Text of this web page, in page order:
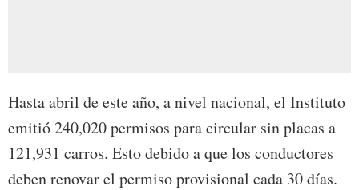
Hasta abril de este año, a nivel nacional, el Instituto
emitió 240,020 permisos para circular sin placas a
121,931 carros. Esto debido a que los conductores
deben renovar el permiso provisional cada 30 días.